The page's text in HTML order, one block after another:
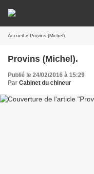
Accueil » Provins (Michel).
Provins (Michel).
Publié le 24/02/2016 à 15:29
Par Cabinet du chineur